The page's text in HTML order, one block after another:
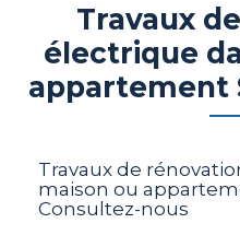
Travaux
électrique
appartement
Travaux de
maison ou
Consultez-nous